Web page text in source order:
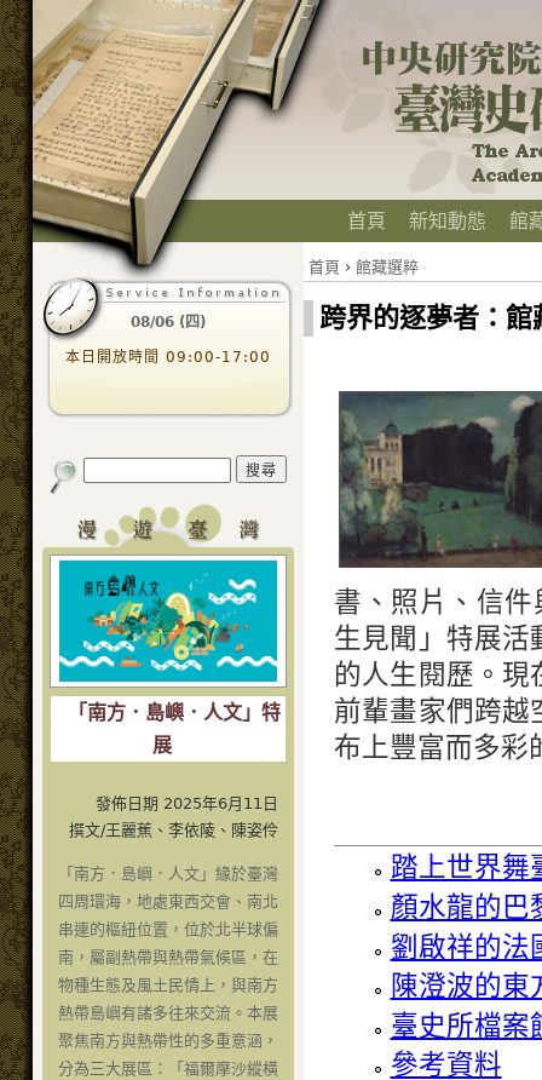
首頁 新知動態 館
08/06 (四)
本日開放時間 09:00-17:00
「南方．島嶼．人文」特
展
發佈日期 2025年6月11日
撰文/王麗蕉、李依陵、陳姿伶
「南方．島嶼．人文」緣於臺灣
四周環海，地處東西交會、南北
串連的樞紐位置，位於北半球偏
南，屬副熱帶與熱帶氣候區，在
物種生態及風土民情上，與南方
熱帶島嶼有諸多往來交流。本展
聚焦南方與熱帶性的多重意涵，
分為三大展區：「福爾摩沙縱橫
首頁 › 館藏選粹
跨界的逐夢者：
書、照片、信
生見聞」特展活
的人生閱歷。
前輩畫家們跨越
布上豐富而多彩
踏上世界舞
顏水龍的巴
劉啟祥的法
陳澄波的東
臺史所檔案
參考資料